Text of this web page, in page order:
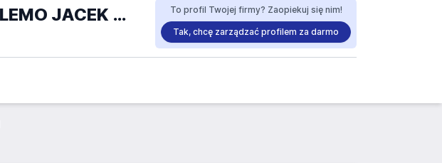
WIZAŻYSTA-STYLISTA-COACH-FRYZJER LEMO JACEK WYSOCKI praca To profil Twojej firmy? Zaopiekuj się nim!
Tak, chcę zarządzać profilem za darmo